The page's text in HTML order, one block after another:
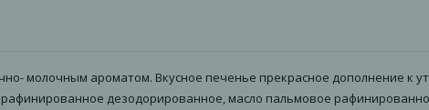
молочным ароматом. Вкусное печенье прекрасное дополнение к
дезодорированное, масло пальмовое